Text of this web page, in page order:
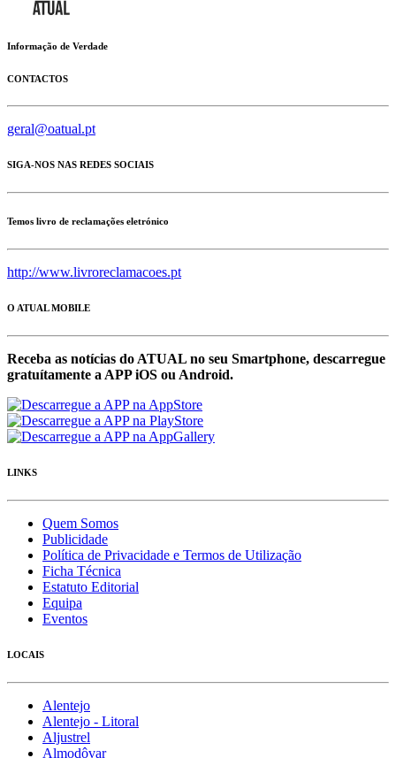
Informação de Verdade
CONTACTOS
geral@oatual.pt
SIGA-NOS NAS REDES SOCIAIS
Temos livro de reclamações eletrónico
http://www.livroreclamacoes.pt
O ATUAL MOBILE
Receba as notícias do ATUAL no seu Smartphone, descarregue
gratuítamente a APP iOS ou Android.
LINKS
Quem Somos
Publicidade
Política de Privacidade e Termos de Utilização
Ficha Técnica
Estatuto Editorial
Equipa
Eventos
LOCAIS
Alentejo
Alentejo - Litoral
Aljustrel
Almodôvar